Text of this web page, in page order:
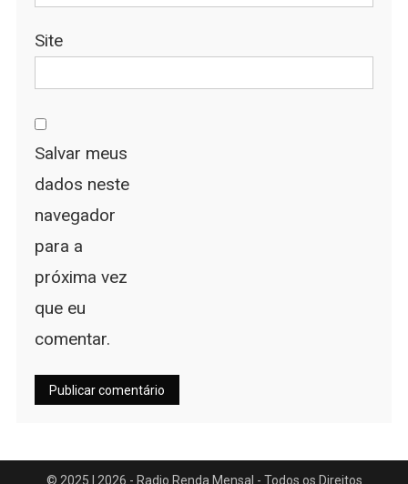
Site
Salvar meus
dados neste
navegador
para a
próxima vez
que eu
comentar.